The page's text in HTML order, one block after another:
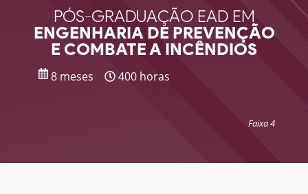
PÓS-GRADUAÇÃO EAD EM
ENGENHARIA DE PREVENÇÃO
E COMBATE A INCÊNDIOS
8 meses 400 horas
Faixa 4